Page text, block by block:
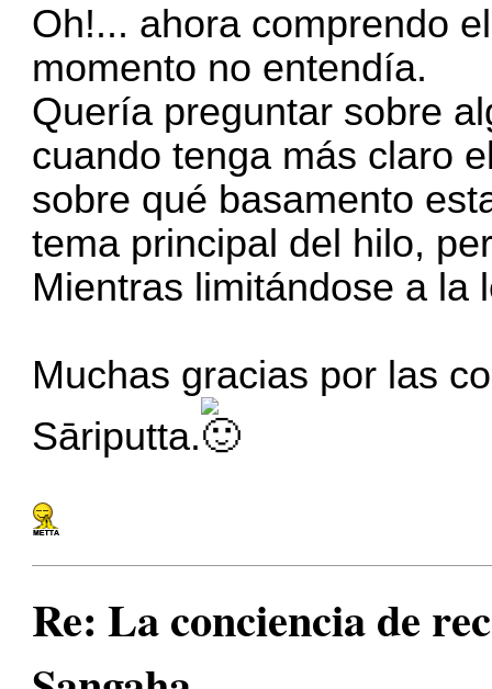
Oh!... ahora comprendo
momento no entendía.
Quería preguntar sobre
cuando tenga más claro
sobre qué basamento
tema principal del hilo,
Mientras limitándose a la
Muchas gracias por las
Sāriputta.
Re: La conciencia de